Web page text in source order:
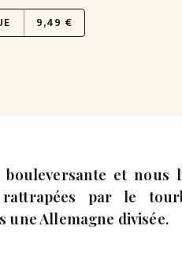
9,49 €
et nous
par le
une Allemagne divisée.